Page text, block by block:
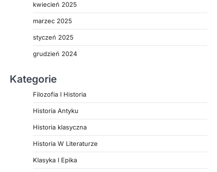
kwiecień 2025
marzec 2025
styczeń 2025
grudzień 2024
Kategorie
Filozofia I Historia
Historia Antyku
Historia klasyczna
Historia W Literaturze
Klasyka I Epika